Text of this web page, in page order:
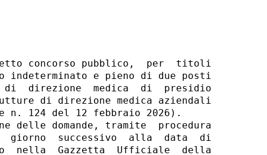
concorso pubblico,  per  titoli
indeterminato e pieno di due posti
direzione  medica  di  presidio
di direzione medica aziendali
n. 124 del 12 febbraio 2026).
delle domande, tramite  procedura
giorno  successivo  alla  data  di
nella  Gazzetta  Ufficiale  della